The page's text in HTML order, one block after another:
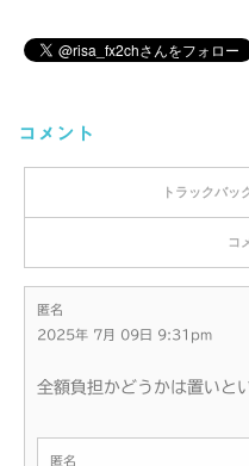
コメント
トラックバッ
コ
匿名
2025年 7月 09日 9:31pm
全額負担かどうかは置いと
匿名